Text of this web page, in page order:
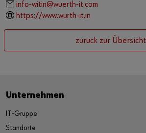
info-witin@wuerth-it.com
https://www.wurth-it.in
zurück zur Übersicht
Unternehmen
IT-Gruppe
Standorte